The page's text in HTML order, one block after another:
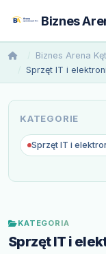
Biznes
Biznes Arena
Sprzęt IT i
KATEGORIE
Sprzęt IT i
KATEGORIA
Sprzęt IT i